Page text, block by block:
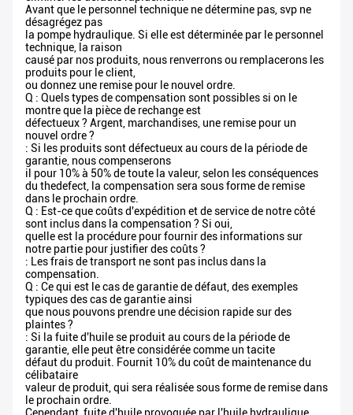
Avant que le personnel technique ne détermine pas, svp ne
désagrégez pas
la pompe hydraulique. Si elle est déterminée par le personnel
technique, la raison
causé par nos produits, nous renverrons ou remplacerons les
produits pour le client,
ou donnez une remise pour le nouvel ordre.
Q : Quels types de compensation sont possibles si on le
montre que la pièce de rechange est
défectueux ? Argent, marchandises, une remise pour un
nouvel ordre ?
: Si les produits sont défectueux au cours de la période de
garantie, nous compenserons
il pour 10% à 50% de toute la valeur, selon les conséquences
du thedefect, la compensation sera sous forme de remise
dans le prochain ordre.
Q : Est-ce que coûts d'expédition et de service de notre côté
sont inclus dans la compensation ? Si oui,
quelle est la procédure pour fournir des informations sur
notre partie pour justifier des coûts ?
: Les frais de transport ne sont pas inclus dans la
compensation.
Q : Ce qui est le cas de garantie de défaut, des exemples
typiques des cas de garantie ainsi
que nous pouvons prendre une décision rapide sur des
plaintes ?
: Si la fuite d'huile se produit au cours de la période de
garantie, elle peut être considérée comme un tacite
défaut du produit. Fournit 10% du coût de maintenance du
célibataire
valeur de produit, qui sera réalisée sous forme de remise dans
le prochain ordre.